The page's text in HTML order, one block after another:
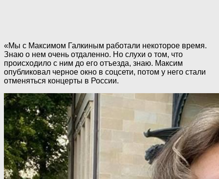
«Мы с Максимом Галкиным работали некоторое время.
Знаю о нем очень отдаленно. Но слухи о том, что
происходило с ним до его отъезда, знаю. Максим
опубликовал черное окно в соцсети, потом у него стали
отменяться концерты в России.